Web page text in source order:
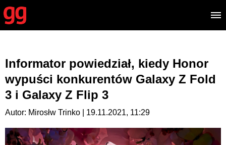
Informator powiedział, kiedy Honor
wypuści konkurentów Galaxy Z Fold
3 i Galaxy Z Flip 3
Autor: Mirosłw Trinko | 19.11.2021, 11:29